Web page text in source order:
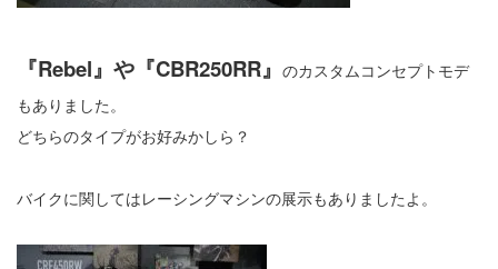
『Rebel』や『CBR250RR』 のカスタムコンセプトモデ
もありました。
どちらのタイプがお好みかしら？
バイクに関してはレーシングマシンの展示もありましたよ。